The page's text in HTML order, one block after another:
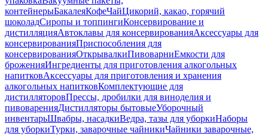
контейнерыБакалеяКофеЧайЦикорий, какао, горячий
шоколадСиропы и топпингиКонсервирование и
дистилляцияАвтоклавы для консервированияАксессуары для
консервированияПриспособления для
консервированияОткрывалкиПивоварниЕмкости для
броженияИнгредиенты для приготовления алкогольных
напитковАксессуары для приготовления и хранения
алкогольных напитковКомплектующие для
дистилляторовПрессы, дробилки для виноделия и
пивоваренияДистилляторы бытовыеУборочный
инвентарьШвабры, насадкиВедра, тазы для уборкиНаборы
для уборкиТурки, заварочные чайникиЧайники заварочные,